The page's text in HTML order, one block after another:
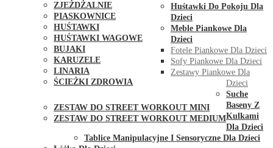
ZJEŻDŻALNIE
PIASKOWNICE
HUŚTAWKI
HUŚTAWKI WAGOWE
BUJAKI
KARUZELE
LINARIA
ŚCIEŻKI ZDROWIA
ZESTAW DO STREET WORKOUT MINI
ZESTAW DO STREET WORKOUT MEDIUM
Huśtawki Do Pokoju Dla
Dzieci
Meble Piankowe Dla
Dzieci
Fotele Piankowe Dla Dzieci
Sofy Piankowe Dla Dzieci
Zestawy Piankowe Dla
Dzieci
Suche
Baseny Z
Kulkami
Dla Dzieci
Tablice Manipulacyjne I Sensoryczne Dla Dzieci